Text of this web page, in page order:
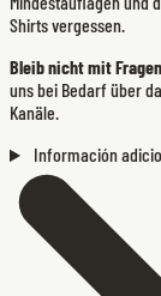
Shirts vergessen.
Bleib nicht mit
uns bei Bedarf über
Kanäle.
Información